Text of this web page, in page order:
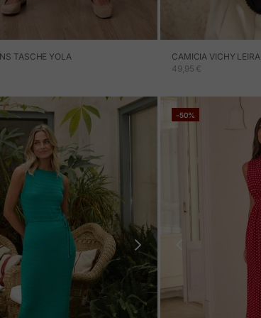
TASCHE YOLA
CAMICIA VICHY LEIRA
PREZZO IN OFFERTA
49,95 €
-50%